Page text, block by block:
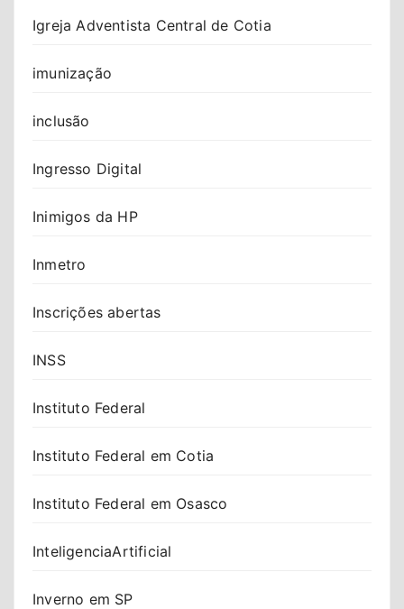
Igreja Adventista Central de Cotia
imunização
inclusão
Ingresso Digital
Inimigos da HP
Inmetro
Inscrições abertas
INSS
Instituto Federal
Instituto Federal em Cotia
Instituto Federal em Osasco
InteligenciaArtificial
Inverno em SP